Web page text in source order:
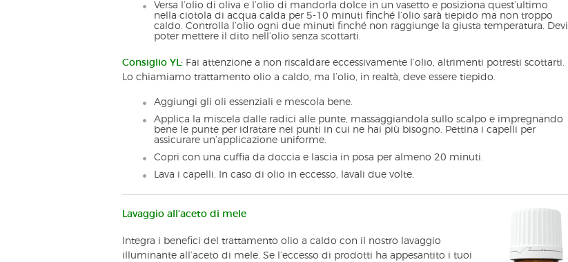
Versa l’olio di oliva e l’olio di mandorla dolce in un vasetto e posiziona quest’ultimo
nella ciotola di acqua calda per 5-10 minuti finché l’olio sarà tiepido ma non troppo
caldo. Controlla l’olio ogni due minuti finché non raggiunge la giusta temperatura. Devi
poter mettere il dito nell’olio senza scottarti.
Consiglio YL: Fai attenzione a non riscaldare eccessivamente l’olio, altrimenti potresti scottarti.
Lo chiamiamo trattamento olio a caldo, ma l’olio, in realtà, deve essere tiepido.
Aggiungi gli oli essenziali e mescola bene.
Applica la miscela dalle radici alle punte, massaggiandola sullo scalpo e impregnando
bene le punte per idratare nei punti in cui ne hai più bisogno. Pettina i capelli per
assicurare un’applicazione uniforme.
Copri con una cuffia da doccia e lascia in posa per almeno 20 minuti.
Lava i capelli. In caso di olio in eccesso, lavali due volte.
Lavaggio all’aceto di mele
Integra i benefici del trattamento olio a caldo con il nostro lavaggio
illuminante all’aceto di mele. Se l’eccesso di prodotti ha appesantito i tuoi